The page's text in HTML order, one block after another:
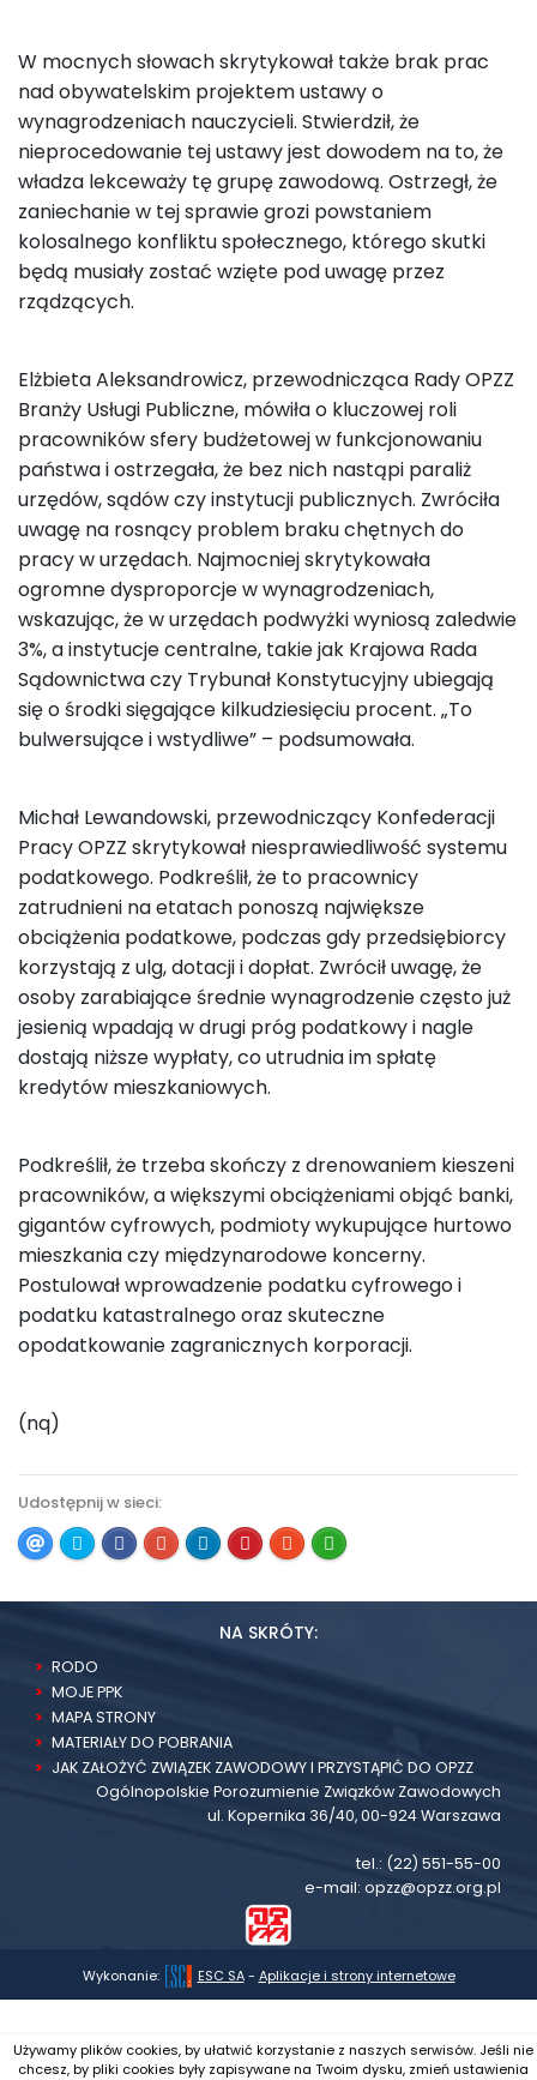
W mocnych słowach skrytykował także brak prac
nad obywatelskim projektem ustawy o
wynagrodzeniach nauczycieli. Stwierdził, że
nieprocedowanie tej ustawy jest dowodem na to, że
władza lekceważy tę grupę zawodową. Ostrzegł, że
zaniechanie w tej sprawie grozi powstaniem
kolosalnego konfliktu społecznego, którego skutki
będą musiały zostać wzięte pod uwagę przez
rządzących.
Elżbieta Aleksandrowicz, przewodnicząca Rady OPZZ
Branży Usługi Publiczne, mówiła o kluczowej roli
pracowników sfery budżetowej w funkcjonowaniu
państwa i ostrzegała, że bez nich nastąpi paraliż
urzędów, sądów czy instytucji publicznych. Zwróciła
uwagę na rosnący problem braku chętnych do
pracy w urzędach. Najmocniej skrytykowała
ogromne dysproporcje w wynagrodzeniach,
wskazując, że w urzędach podwyżki wyniosą zaledwie
3%, a instytucje centralne, takie jak Krajowa Rada
Sądownictwa czy Trybunał Konstytucyjny ubiegają
się o środki sięgające kilkudziesięciu procent. „To
bulwersujące i wstydliwe” – podsumowała.
Michał Lewandowski, przewodniczący Konfederacji
Pracy OPZZ skrytykował niesprawiedliwość systemu
podatkowego. Podkreślił, że to pracownicy
zatrudnieni na etatach ponoszą największe
obciążenia podatkowe, podczas gdy przedsiębiorcy
korzystają z ulg, dotacji i dopłat. Zwrócił uwagę, że
osoby zarabiające średnie wynagrodzenie często już
jesienią wpadają w drugi próg podatkowy i nagle
dostają niższe wypłaty, co utrudnia im spłatę
kredytów mieszkaniowych.
Podkreślił, że trzeba skończy z drenowaniem kieszeni
pracowników, a większymi obciążeniami objąć banki,
gigantów cyfrowych, podmioty wykupujące hurtowo
mieszkania czy międzynarodowe koncerny.
Postulował wprowadzenie podatku cyfrowego i
podatku katastralnego oraz skuteczne
opodatkowanie zagranicznych korporacji.
(nq)
Udostępnij w sieci:
NA SKRÓTY:
RODO
MOJE PPK
MAPA STRONY
MATERIAŁY DO POBRANIA
JAK ZAŁOŻYĆ ZWIĄZEK ZAWODOWY I PRZYSTĄPIĆ DO OPZZ
Ogólnopolskie Porozumienie Związków Zawodowych
ul. Kopernika 36/40, 00-924 Warszawa
tel.: (22) 551-55-00
e-mail: opzz@opzz.org.pl
Wykonanie: ESC SA - Aplikacje i strony internetowe
Używamy plików cookies, by ułatwić korzystanie z naszych serwisów. Jeśli nie
chcesz, by pliki cookies były zapisywane na Twoim dysku, zmień ustawienia